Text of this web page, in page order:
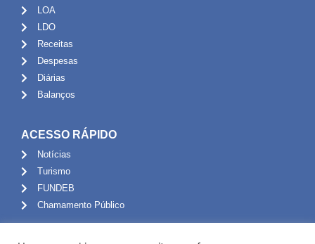
LOA
LDO
Receitas
Despesas
Diárias
Balanços
ACESSO RÁPIDO
Notícias
Turismo
FUNDEB
Chamamento Público